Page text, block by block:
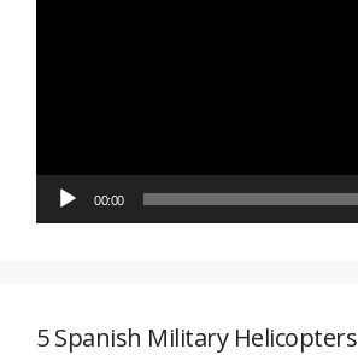
00:00
5 Spanish Military Helicopters